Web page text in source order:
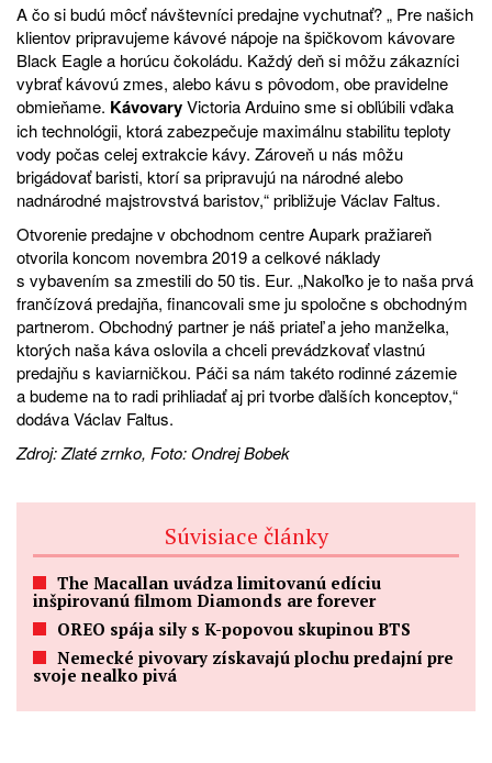
A čo si budú môcť návštevníci predajne vychutnať? „ Pre našich
klientov pripravujeme kávové nápoje na špičkovom kávovare
Black Eagle a horúcu čokoládu. Každý deň si môžu zákazníci
vybrať kávovú zmes, alebo kávu s pôvodom, obe pravidelne
obmieňame. KávovaryVictoria Arduino sme si obľúbili vďaka
ich technológii, ktorá zabezpečuje maximálnu stabilitu teploty
vody počas celej extrakcie kávy. Zároveň u nás môžu
brigádovať baristi, ktorí sa pripravujú na národné alebo
nadnárodné majstrovstvá baristov,“ približuje Václav Faltus.
Otvorenie predajne v obchodnom centre Aupark pražiareň
otvorila koncom novembra 2019 a celkové náklady
s vybavením sa zmestili do 50 tis. Eur. „Nakoľko je to naša prvá
frančízová predajňa, financovali sme ju spoločne s obchodným
partnerom. Obchodný partner je náš priateľ a jeho manželka,
ktorých naša káva oslovila a chceli prevádzkovať vlastnú
predajňu s kaviarničkou. Páči sa nám takéto rodinné zázemie
a budeme na to radi prihliadať aj pri tvorbe ďalších konceptov,“
dodáva Václav Faltus.
Zdroj:Zlaté zrnko, Foto: Ondrej Bobek
Súvisiace články
The Macallan uvádza limitovanú edíciu
inšpirovanú filmom Diamonds are forever
OREO spája sily s K-popovou skupinou BTS
Nemecké pivovary získavajú plochu predajní pre
svoje nealko pivá